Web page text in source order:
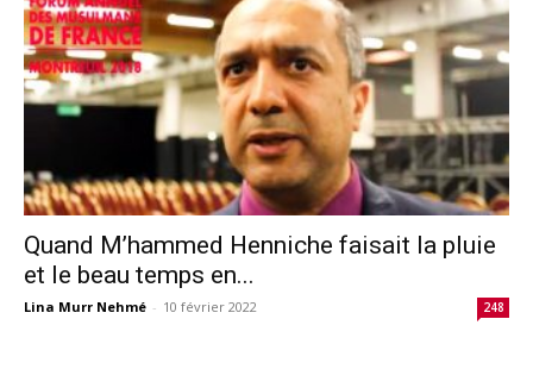
Quand M’hammed Henniche faisait la pluie
et le beau temps en...
Lina Murr Nehmé - 10 février 2022 248